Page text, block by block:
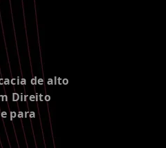
de alto
Direito
para